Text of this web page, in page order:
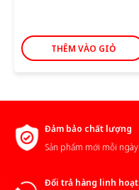
THÊM VÀO GIỎ
Đảm bảo chất lượng
Sản phẩm mới mỗi ngày
Đổi trả hàng linh hoạt